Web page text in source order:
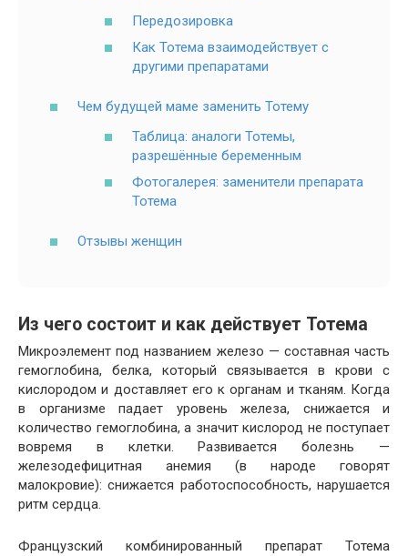
Передозировка
Как Тотема взаимодействует с
другими препаратами
Чем будущей маме заменить Тотему
Таблица: аналоги Тотемы,
разрешённые беременным
Фотогалерея: заменители препарата
Тотема
Отзывы женщин
Из чего состоит и как действует Тотема
Микроэлемент под названием железо — составная часть
гемоглобина, белка, который связывается в крови с
кислородом и доставляет его к органам и тканям. Когда
в организме падает уровень железа, снижается и
количество гемоглобина, а значит кислород не поступает
вовремя в клетки. Развивается болезнь —
железодефицитная анемия (в народе говорят
малокровие): снижается работоспособность, нарушается
ритм сердца.
Французский комбинированный препарат Тотема